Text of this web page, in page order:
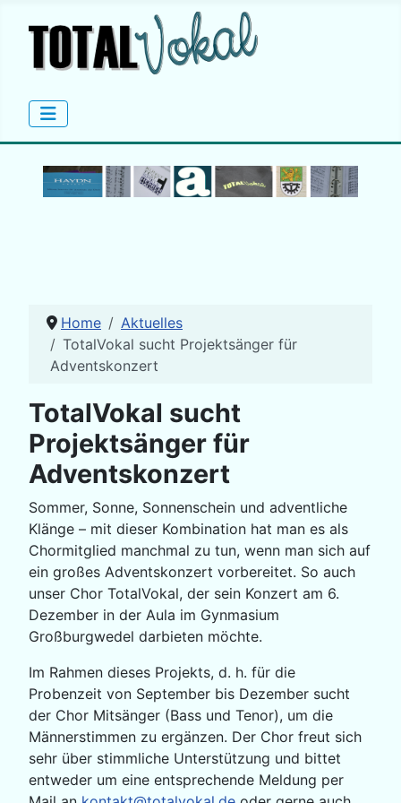
Home
Aktuelles
TotalVokal sucht Projektsänger für
Adventskonzert
TotalVokal sucht
Projektsänger für
Adventskonzert
Sommer, Sonne, Sonnenschein und adventliche
Klänge – mit dieser Kombination hat man es als
Chormitglied manchmal zu tun, wenn man sich auf
ein großes Adventskonzert vorbereitet. So auch
unser Chor TotalVokal, der sein Konzert am 6.
Dezember in der Aula im Gynmasium
Großburgwedel darbieten möchte.
Im Rahmen dieses Projekts, d. h. für die
Probenzeit von September bis Dezember sucht
der Chor Mitsänger (Bass und Tenor), um die
Männerstimmen zu ergänzen. Der Chor freut sich
sehr über stimmliche Unterstützung und bittet
entweder um eine entsprechende Meldung per